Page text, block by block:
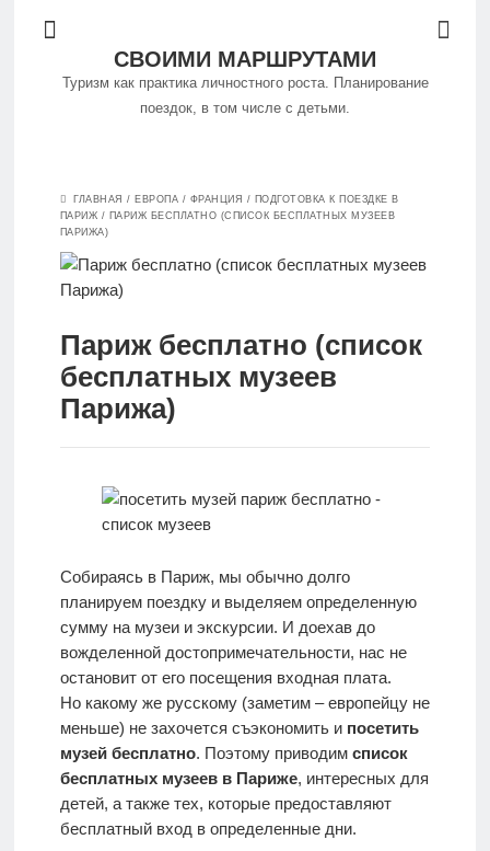
СВОИМИ МАРШРУТАМИ
Туризм как практика личностного роста. Планирование
поездок, в том числе с детьми.
путешествий
поехать
Путешествуем
самостоятельно
отдыха с
детьми
Европа
ГЛАВНАЯ / ЕВРОПА / ФРАНЦИЯ / ПОДГОТОВКА К ПОЕЗДКЕ В
ПАРИЖ / ПАРИЖ БЕСПЛАТНО (СПИСОК БЕСПЛАТНЫХ МУЗЕЕВ
ПАРИЖА)
Париж бесплатно (список
бесплатных музеев
Парижа)
Собираясь в Париж, мы обычно долго
планируем поездку и выделяем определенную
сумму на музеи и экскурсии. И доехав до
вожделенной достопримечательности, нас не
остановит от его посещения входная плата.
Но какому же русскому (заметим – европейцу не
меньше) не захочется съэкономить и посетить
музей бесплатно. Поэтому приводим список
бесплатных музеев в Париже, интересных для
детей, а также тех, которые предоставляют
бесплатный вход в определенные дни.